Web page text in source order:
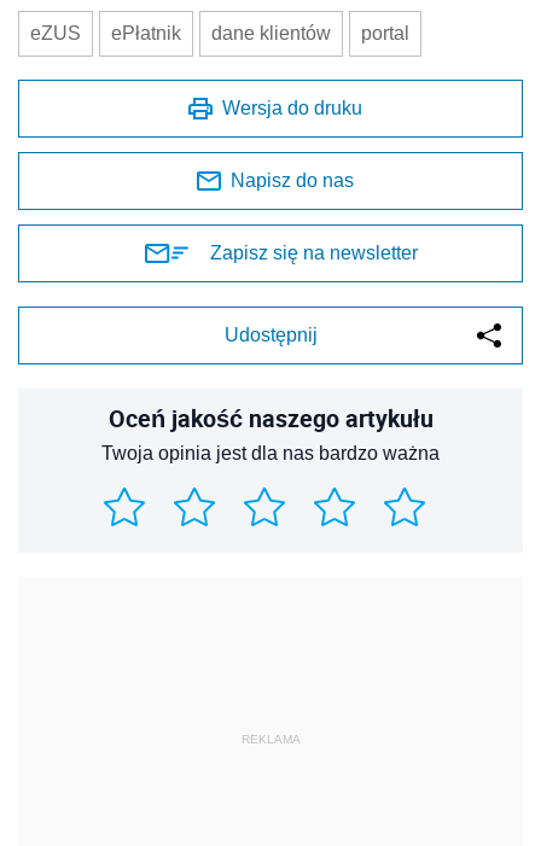
eZUS ePłatnik dane klientów portal
Wersja do druku
Napisz do nas
Zapisz się na newsletter
Udostępnij
Oceń jakość naszego artykułu
Twoja opinia jest dla nas bardzo ważna
REKLAMA